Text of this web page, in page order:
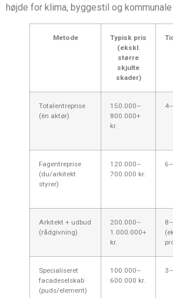
højde for klima, byggestil og
Metode
Typisk pris
(ekskl.
større
skjulte
skader)
Totalentreprise
(én aktør)
150.000–
800.000+
kr.
Fagentreprise
(du/arkitekt
styrer)
120.000–
700.000 kr.
Arkitekt + udbud
(rådgivning)
200.000–
1.000.000+
kr.
Specialiseret
facadeselskab
(puds/element)
100.000–
600.000 kr.